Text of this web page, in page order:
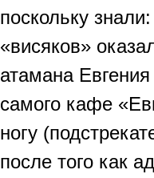
поскольку
«висяков»
атамана
самого кафе
ногу
после того как